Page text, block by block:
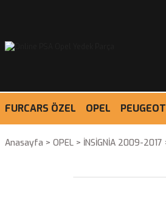
FURCARS ÖZEL OPEL PEUGEOT
Anasayfa OPEL İNSİGNİA 2009-2017